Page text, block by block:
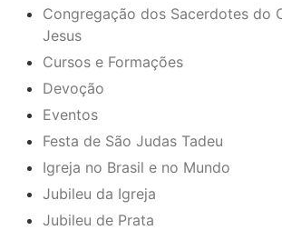
Congregação dos Sacerdotes do
Jesus
Cursos e Formações
Devoção
Eventos
Festa de São Judas Tadeu
Igreja no Brasil e no Mundo
Jubileu da Igreja
Jubileu de Prata